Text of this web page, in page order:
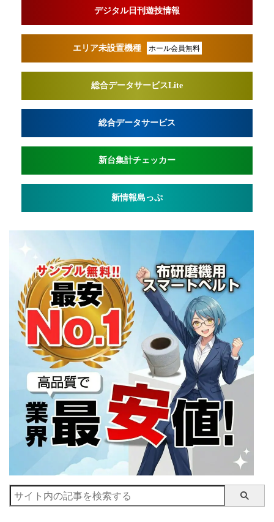
デジタル日刊遊技情報
エリア未設置機種 ホール会員無料
総合データサービスLite
総合データサービス
新台集計チェッカー
新情報島っぷ